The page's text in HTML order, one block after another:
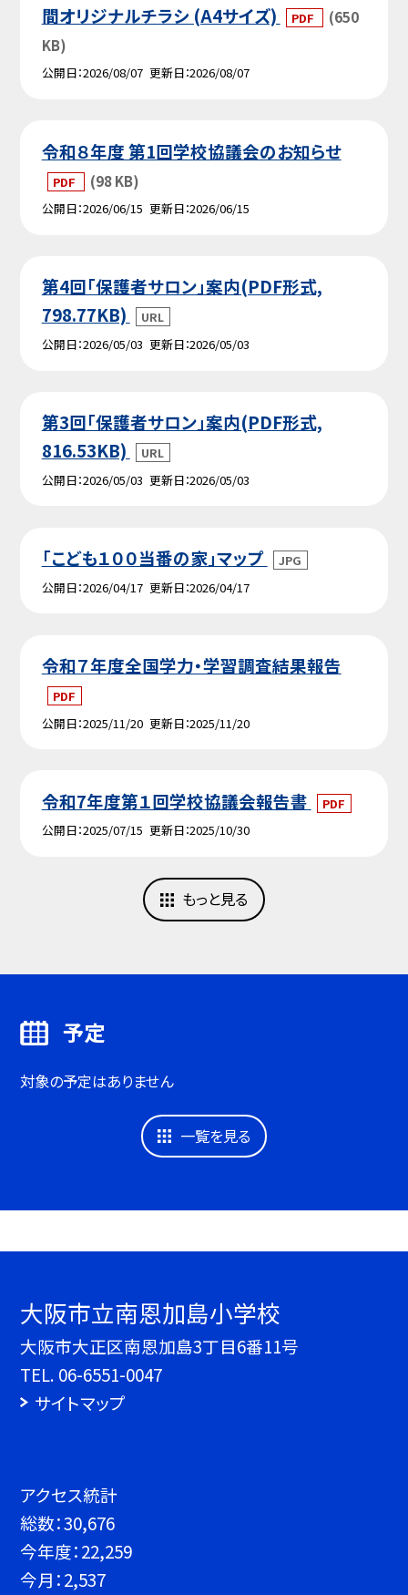
間オリジナルチラシ (A4サイズ)
PDF
(650
KB)
公開日 2026/08/07 更新日 2026/08/07
令和８年度 第1回学校協議会のお知らせ
PDF (98 KB)
公開日 2026/06/15 更新日 2026/06/15
第4回「保護者サロン」案内(PDF形式,
798.77KB)
URL
公開日 2026/05/03 更新日 2026/05/03
第3回「保護者サロン」案内(PDF形式,
816.53KB)
URL
公開日 2026/05/03 更新日 2026/05/03
「こども１００当番の家」マップ
JPG
公開日 2026/04/17 更新日 2026/04/17
令和７年度全国学力・学習調査結果報告
PDF
公開日 2025/11/20 更新日 2025/11/20
令和7年度第１回学校協議会報告書
PDF
公開日 2025/07/15 更新日 2025/10/30
もっと見る
予定
対象の予定はありません
一覧を見る
大阪市立南恩加島小学校
大阪市大正区南恩加島3丁目6番11号
TEL. 06-6551-0047
サイトマップ
アクセス統計
総数：30,676
今年度：22,259
今月：2,537